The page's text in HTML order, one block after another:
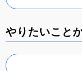
やりたいこと